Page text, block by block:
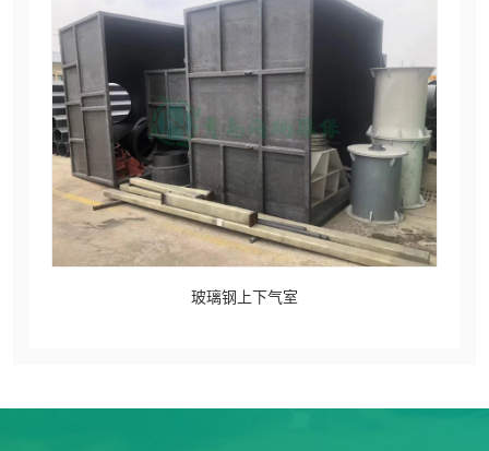
玻璃钢上下气室